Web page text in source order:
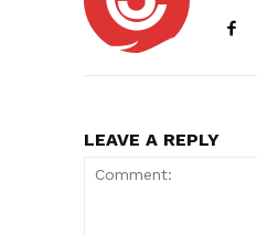
LEAVE A REPLY